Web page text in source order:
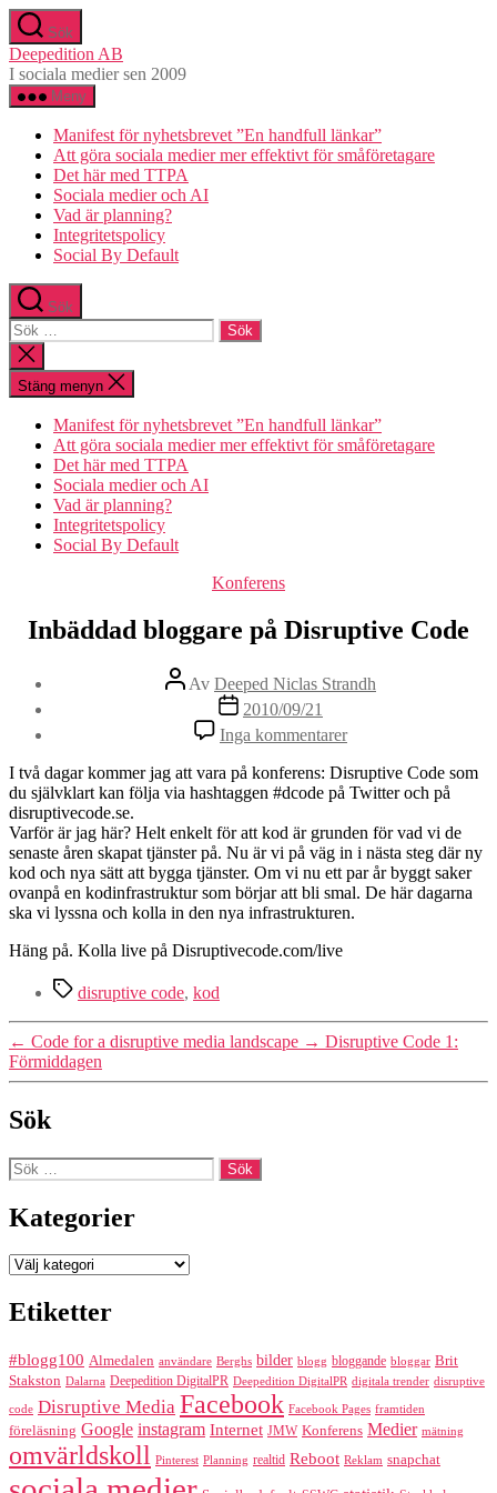
Hoppa
till
innehåll
Sök
Deepedition AB
I sociala medier sen 2009
Meny
Manifest för nyhetsbrevet ”En handfull länkar”
Att göra sociala medier mer effektivt för småföretagare
Det här med TTPA
Sociala medier och AI
Vad är planning?
Integritetspolicy
Social By Default
Sök
Sök
efter:
Stäng
sökningen
Stäng menyn
Manifest för nyhetsbrevet ”En handfull länkar”
Att göra sociala medier mer effektivt för småföretagare
Det här med TTPA
Sociala medier och AI
Vad är planning?
Integritetspolicy
Social By Default
Kategorier
Konferens
Inbäddad bloggare på Disruptive Code
Inläggsförfattare
Av Deeped Niclas Strandh
Inläggsdatum
2010/09/21
Inga kommentarer
I två dagar kommer jag att vara på konferens: Disruptive Code som
du självklart kan följa via hashtaggen #dcode på Twitter och på
disruptivecode.se.
Varför är jag här? Helt enkelt för att kod är grunden för vad vi de
senaste åren skapat tjänster på. Nu är vi på väg in i nästa steg där ny
kod och nya sätt att bygga tjänster. Om vi nu ett par år byggt saker
ovanpå en kodinfrastruktur som börjar att bli smal. De här dagarna
ska vi lyssna och kolla in den nya infrastrukturen.
Häng på. Kolla live på Disruptivecode.com/live
Etiketter
disruptive code, kod
← Code for a disruptive media landscape → Disruptive Code 1:
Förmiddagen
Sök
Sök
efter:
Kategorier
Kategorier
Etiketter
#blogg100 Almedalen användare Berghs bilder blogg bloggande bloggar Brit
Stakston Dalarna Deepedition DigitalPR Deepedition DigitalPR digitala trender disruptive
code Disruptive Media Facebook Facebook Pages framtiden
föreläsning Google instagram Internet JMW Konferens Medier mätning
omvärldskoll Pinterest Planning realtid Reboot Reklam snapchat